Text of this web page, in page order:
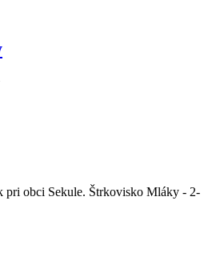
pri obci Sekule. Štrkovisko Mláky - 2-